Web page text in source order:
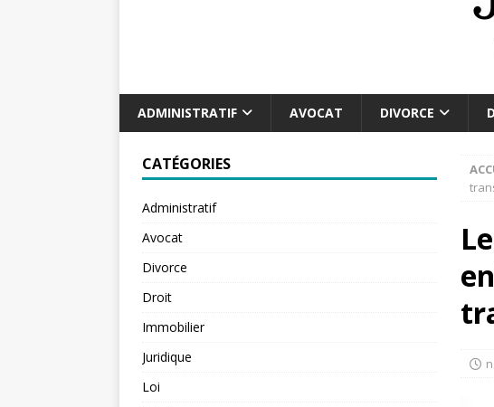
ADMINISTRATIF AVOCAT DIVORCE
CATÉGORIES
Administratif
Avocat
Divorce
Droit
Immobilier
Juridique
Loi